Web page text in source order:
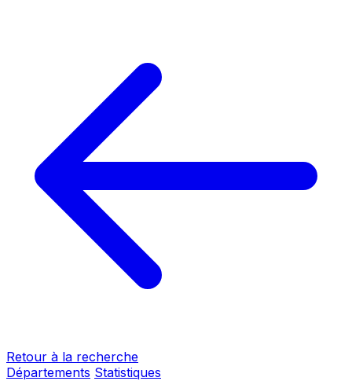
Retour à la recherche
Départements Statistiques